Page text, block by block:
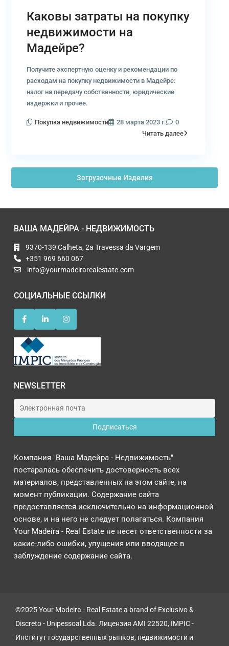
Каковы затраты на покупку
недвижимости на
Мадейре?
Получите экспертную оценку и рекомендации по
расходам на покупку недвижимости в Мадейре:
налог на передачу собственности, юридические
издержки и прочее.
Покупка недвижимости 28 марта 2023 г.
0
Читать далее
Загрузочные Изделия
ВАША МАДЕЙРА - НЕДВИЖИМОСТЬ
9370-139 Calheta, 2a Travessa da Vargem
+351 969 660 067
info@yourmadeirarealestate.com
СОЦИАЛЬНЫЕ ССЫЛКИ
NEWSLETTER
Компания "Ваша Мадейра - Недвижимость"
постаралась обеспечить достоверность всех
материалов, представленных на этом сайте, на
момент публикации. Содержание сайта
предоставляется исключительно на информационной
основе, и на него не следует полагаться. Компания
Your Madeira - Real Estate не несет ответственности за
какие-либо ошибки, упущения или вводящее в
заблуждение содержание сайта.
©2025 Your Madeira - Real Estate a brand of Exclusivo &
Discreto - Unipessoal Lda. Лицензия AMI 22520, IMPIC -
Институт государственных рынков, недвижимости и